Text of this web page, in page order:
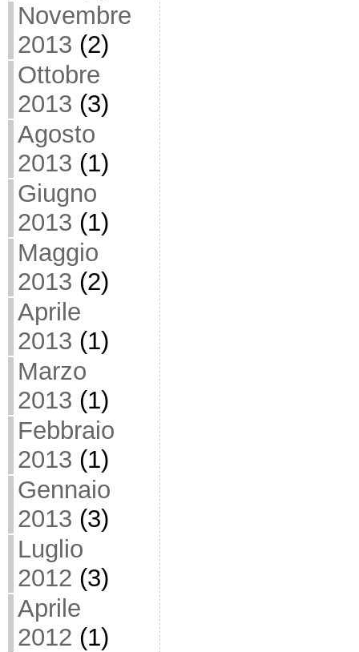
Novembre
2013 (2)
Ottobre
2013 (3)
Agosto
2013 (1)
Giugno
2013 (1)
Maggio
2013 (2)
Aprile
2013 (1)
Marzo
2013 (1)
Febbraio
2013 (1)
Gennaio
2013 (3)
Luglio
2012 (3)
Aprile
2012 (1)